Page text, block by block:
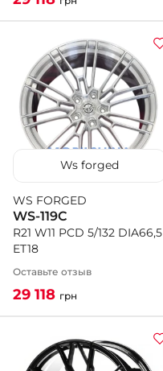
Ws forged
WS FORGED
WS-119C
R21 W11 PCD 5/132 DIA66,5
ET18
Оставьте отзыв
29 118 грн